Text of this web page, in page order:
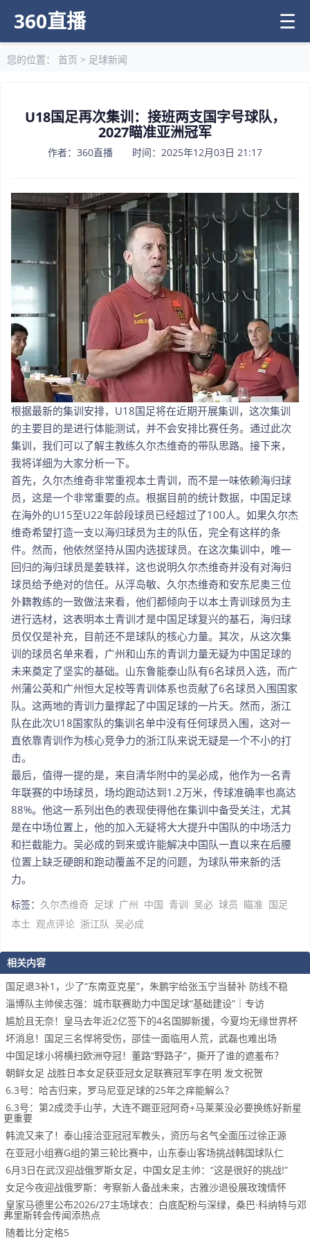
360直播 ☰
您的位置： 首页 > 足球新闻
U18国足再次集训：接班两支国字号球队，
2027瞄准亚洲冠军
作者：360直播 时间：2025年12月03日 21:17
根据最新的集训安排，U18国足将在近期开展集训，这次集训
的主要目的是进行体能测试，并不会安排比赛任务。通过此次
集训，我们可以了解主教练久尔杰维奇的带队思路。接下来，
我将详细为大家分析一下。
首先，久尔杰维奇非常重视本土青训，而不是一味依赖海归球
员，这是一个非常重要的点。根据目前的统计数据，中国足球
在海外的U15至U22年龄段球员已经超过了100人。如果久尔杰
维奇希望打造一支以海归球员为主的队伍，完全有这样的条
件。然而，他依然坚持从国内选拔球员。在这次集训中，唯一
回归的海归球员是姜轶祥，这也说明久尔杰维奇并没有对海归
球员给予绝对的信任。从浮岛敏、久尔杰维奇和安东尼奥三位
外籍教练的一致做法来看，他们都倾向于以本土青训球员为主
进行选材，这表明本土青训才是中国足球复兴的基石，海归球
员仅仅是补充，目前还不是球队的核心力量。其次，从这次集
训的球员名单来看，广州和山东的青训力量无疑为中国足球的
未来奠定了坚实的基础。山东鲁能泰山队有6名球员入选，而广
州蒲公英和广州恒大足校等青训体系也贡献了6名球员入围国家
队。这两地的青训力量撑起了中国足球的一片天。然而，浙江
队在此次U18国家队的集训名单中没有任何球员入围，这对一
直依靠青训作为核心竞争力的浙江队来说无疑是一个不小的打
击。
最后，值得一提的是，来自清华附中的吴必成，他作为一名青
年联赛的中场球员，场均跑动达到1.2万米，传球准确率也高达
88%。他这一系列出色的表现使得他在集训中备受关注，尤其
是在中场位置上，他的加入无疑将大大提升中国队的中场活力
和拦截能力。吴必成的到来或许能解决中国队一直以来在后腰
位置上缺乏硬朗和跑动覆盖不足的问题，为球队带来新的活
力。
标签： 久尔杰维奇 足球 广州 中国 青训 吴必 球员 瞄准 国足
本土 观点评论 浙江队 吴必成
相关内容
国足退3补1，少了“东南亚克星”，朱鹏宇给张玉宁当替补 防线不稳
淄博队主帅侯志强：城市联赛助力中国足球“基础建设”｜专访
尴尬且无奈！皇马去年近2亿签下的4名国脚新援，今夏均无缘世界杯
坏消息！国足三名悍将受伤，邵佳一面临用人荒，武磊也难出场
中国足球小将横扫欧洲夺冠！董路“野路子”，撕开了谁的遮羞布？
朝鲜女足 战胜日本女足获亚冠女足联赛冠军李在明 发文祝贺
6.3号：哈吉归来，罗马尼亚足球的25年之痒能解么？
6.3号：第2成烫手山芋，大连不踢亚冠阿奇+马莱莱没必要换练好新星
更重要
韩流又来了！泰山接洽亚冠冠军教头，资历与名气全面压过徐正源
在亚冠小组赛G组的第三轮比赛中，山东泰山客场挑战韩国球队仁
6月3日在武汉迎战俄罗斯女足，中国女足主帅：“这是很好的挑战!”
女足今夜迎战俄罗斯：考察新人备战未来，古雅沙退役展玫瑰情怀
皇家马德里公布2026/27主场球衣：白底配粉与深绿，桑巴·科纳特与邓
弗里斯转会传闻添热点
随着比分定格5